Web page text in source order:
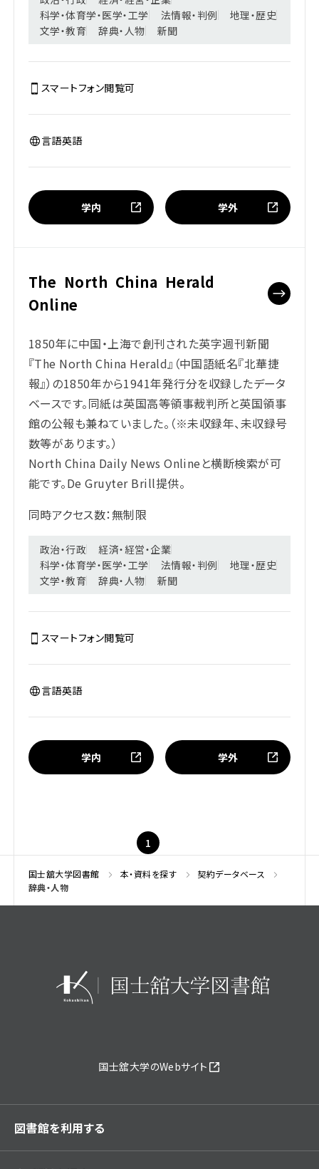
科学・体育学・医学・工学
法情報・判例
地理・歴史
文学・教育
辞典・人物 新聞
スマートフォン閲覧可
言語英語
学内 学外
The North China Herald
Online
1850年に中国・上海で創刊された英字週刊新聞
『The North China Herald』（中国語紙名『北華捷
報』）の1850年から1941年発行分を収録したデータ
ベースです。同紙は英国高等領事裁判所と英国領事
館の公報も兼ねていました。（※未収録年、未収録号
数等があります。）
North China Daily News Onlineと横断検索が可
能です。De Gruyter Brill提供。
同時アクセス数：無制限
政治・行政
経済・経営・企業
科学・体育学・医学・工学
法情報・判例
地理・歴史
文学・教育
辞典・人物 新聞
スマートフォン閲覧可
言語英語
学内 学外
1
国士舘大学図書館 本・資料を探す
契約データベース
辞典・人物
国士舘大学のWebサイト
図書館を利用する